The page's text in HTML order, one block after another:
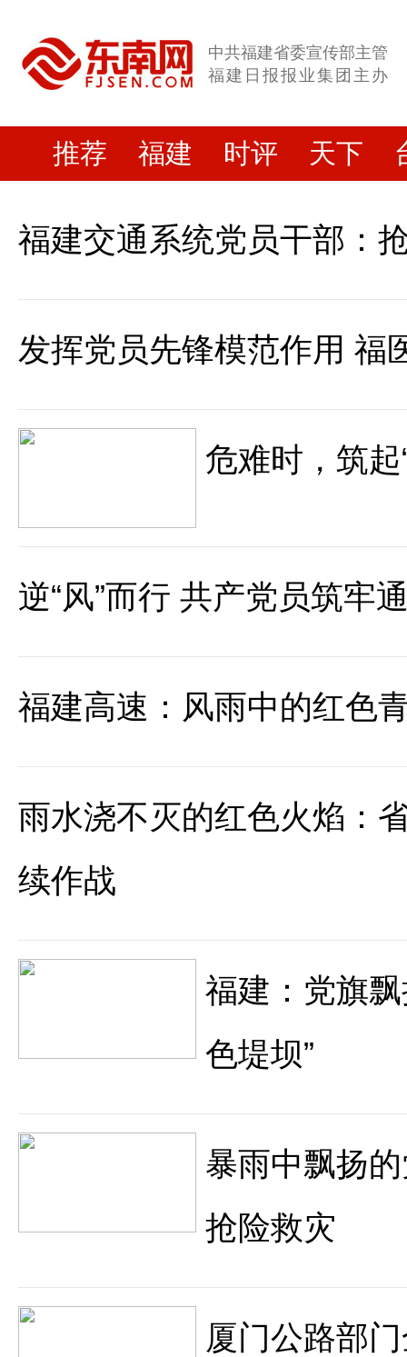
中共福建省委宣传部主管
福建日报报业集团主办
推荐 福建 时评 天下
福建交通系统党员干部：
发挥党员先锋模范作用 福
危难时，筑起
逆“风”而行 共产党员筑牢
福建高速：风雨中的红色
雨水浇不灭的红色火焰：
续作战
福建：党旗
色堤坝”
暴雨中飘扬
抢险救灾
厦门公路部